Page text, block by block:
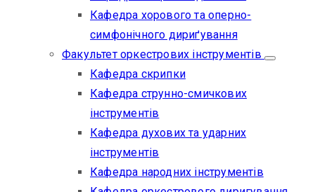
Кафедра хорового та оперно-
симфонічного дириґування
Факультет оркестрових інструментів
Кафедра скрипки
Кафедра струнно-смичкових
інструментів
Кафедра духових та ударних
інструментів
Кафедра народних інструментів